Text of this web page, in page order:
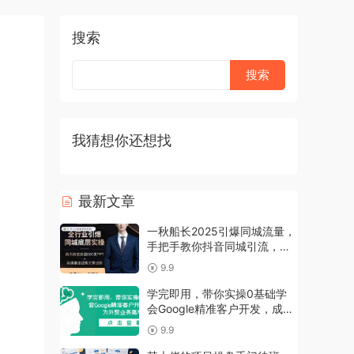
搜索
我猜想你还想找
最新文章
一秋船长2025引爆同城流量，
手把手教你抖音同城引流，上
万家实体店实战营销经验
9.9
学完即用，带你实操0基础学
会Google精准客户开发，成为
外贸业务高手
9.9